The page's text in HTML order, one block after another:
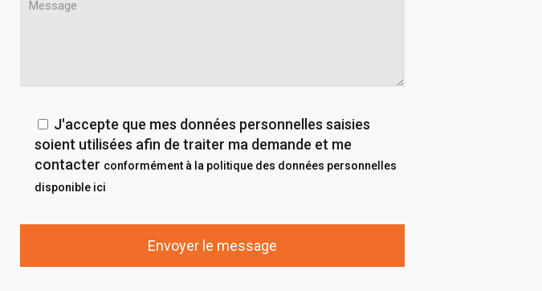
J'accepte que mes données personnelles saisies
soient utilisées afin de traiter ma demande et me
contacter conformément à la politique des données personnelles
disponible ici